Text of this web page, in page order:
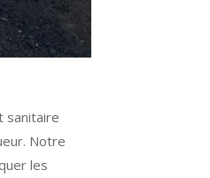
sanitaire
Notre
les